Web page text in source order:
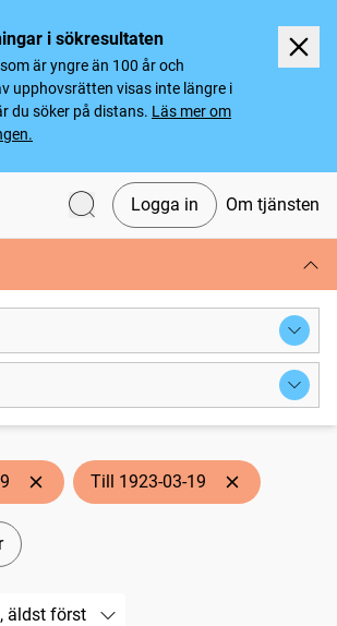
i sökresultaten
är yngre än 100 år och
upphovsrätten visas inte längre i
du söker på distans. Läs mer om
Logga in Om tjänsten
Till 1923-03-19